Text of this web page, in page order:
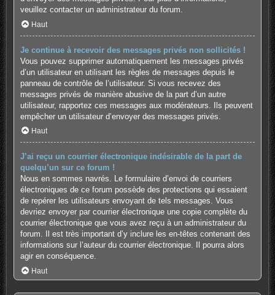
veuillez contacter un administrateur du forum.
Haut
Je continue à recevoir des messages privés non sollicités !
Vous pouvez supprimer automatiquement les messages privés
d’un utilisateur en utilisant les règles de messages depuis le
panneau de contrôle de l’utilisateur. Si vous recevez des
messages privés de manière abusive de la part d’un autre
utilisateur, rapportez ces messages aux modérateurs. Ils peuvent
empêcher un utilisateur d’envoyer des messages privés.
Haut
J’ai reçu un courrier électronique indésirable de la part de
quelqu’un sur ce forum !
Nous en sommes navrés. Le formulaire d’envoi de courriers
électroniques de ce forum possède des protections qui essaient
de repérer les utilisateurs envoyant de tels messages. Vous
devriez envoyer par courrier électronique une copie complète du
courrier électronique que vous avez reçu à un administrateur du
forum. Il est très important d’y inclure les en-têtes contenant des
informations sur l’auteur du courrier électronique. Il pourra alors
agir en conséquence.
Haut